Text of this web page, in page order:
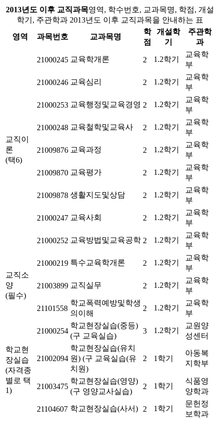
2013년도 이후 교직과목영역, 학수번호, 교과목명, 학점, 개설
학기, 주관학과 2013년도 이후 교직과목을 안내하는 표
영역
과목번호 교과목명
학
점
개설학
기
주관학
과
교직이
론
(택6)
21000245 교육학개론 2 1.2학기
교육학
부
21000246 교육심리 2 1.2학기
교육학
부
21000253 교육행정및교육경영 2 1.2학기
교육학
부
21000248 교육철학및교육사 2 1.2학기
교육학
부
21009876 교육과정 2 1.2학기
교육학
부
21009870 교육평가 2 1.2학기
교육학
부
21009878 생활지도및상담 2 1.2학기
교육학
부
21000247 교육사회 2 1.2학기
교육학
부
21000252 교육방법및교육공학 2 1.2학기
교육학
부
교직소
양
(필수)
21000219 특수교육학개론 2 1.2학기
교육학
부
21003899 교직실무 2 1.2학기
교육학
부
21101558
학교폭력예방및학생
의이해
2 1.2학기
교육학
부
학교현
장실습
(자격종
별로 택
1)
21000254
학교현장실습(중등)
(구 교육실습)
3 1.2학기
교원양
성센터
21002094
학교현장실습(유치
원) (구 교육실습(유
치원)
2 1학기
아동복
지학부
21003475
학교현장실습(영양)
(구 영양교사실습)
2 1학기
식품영
양학과
21104607 학교현장실습(사서) 2 1학기
문헌정
보학과